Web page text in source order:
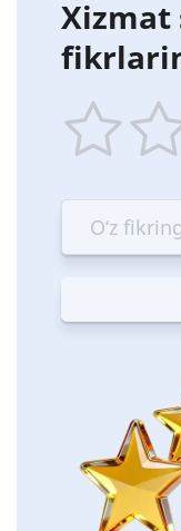
Xizmat
star
Terrible
stars
—
Bad